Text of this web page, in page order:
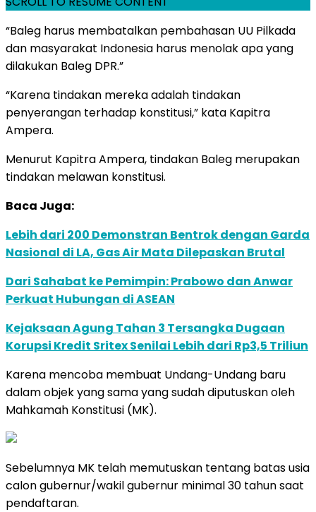
“Baleg harus membatalkan pembahasan UU Pilkada
dan masyarakat Indonesia harus menolak apa yang
dilakukan Baleg DPR.”
“Karena tindakan mereka adalah tindakan
penyerangan terhadap konstitusi,” kata Kapitra
Ampera.
Menurut Kapitra Ampera, tindakan Baleg merupakan
tindakan melawan konstitusi.
Baca Juga:
Lebih dari 200 Demonstran Bentrok dengan Garda
Nasional di LA, Gas Air Mata Dilepaskan Brutal
Dari Sahabat ke Pemimpin: Prabowo dan Anwar
Perkuat Hubungan di ASEAN
Kejaksaan Agung Tahan 3 Tersangka Dugaan
Korupsi Kredit Sritex Senilai Lebih dari Rp3,5 Triliun
Karena mencoba membuat Undang-Undang baru
dalam objek yang sama yang sudah diputuskan oleh
Mahkamah Konstitusi (MK).
Sebelumnya MK telah memutuskan tentang batas usia
calon gubernur/wakil gubernur minimal 30 tahun saat
pendaftaran.